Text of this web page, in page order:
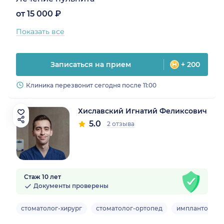
от 15 000 ₽
Показать все
Записаться на прием + 200
Клиника перезвонит сегодня после 11:00
Хиславский Игнатий Феликсович
5.0 2 отзыва
Стаж 10 лет
Документы проверены
стоматолог-хирург стоматолог-ортопед имплантолог